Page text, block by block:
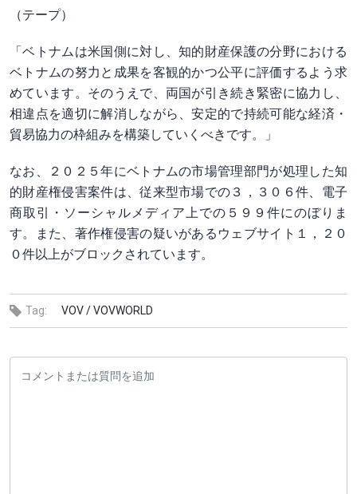
（テープ）
「ベトナムは米国側に対し、知的財産保護の分野における
ベトナムの努力と成果を客観的かつ公平に評価するよう求
めています。そのうえで、両国が引き続き緊密に協力し、
相違点を適切に解消しながら、安定的で持続可能な経済・
貿易協力の枠組みを構築していくべきです。」
なお、２０２５年にベトナムの市場管理部門が処理した知
的財産権侵害案件は、従来型市場での３，３０６件、電子
商取引・ソーシャルメディア上での５９９件にのぼりま
す。また、著作権侵害の疑いがあるウェブサイト１，２０
０件以上がブロックされています。
Tag: VOV /VOVWORLD